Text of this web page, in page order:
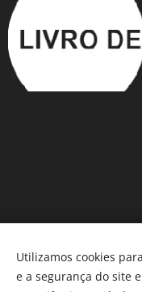
Utilizamos cookies
e a segurança do site